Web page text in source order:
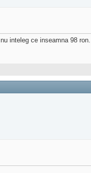
inteleg ce inseamna 98 ron.